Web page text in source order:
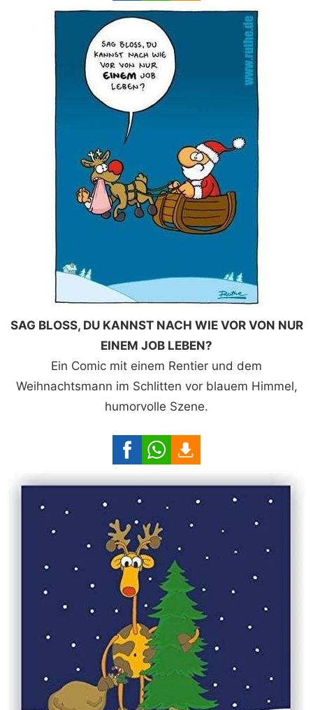
SAG BLOSS, DU KANNST NACH WIE VOR VON NUR
EINEM JOB LEBEN?
Ein Comic mit einem Rentier und dem
Weihnachtsmann im Schlitten vor blauem Himmel,
humorvolle Szene.